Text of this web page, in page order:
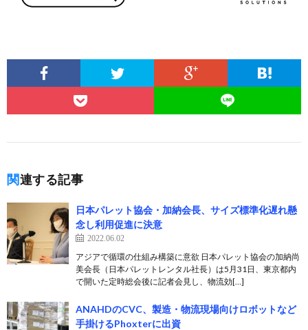
関連する記事
日本パレット協会・加納会長、サイズ標準化遅れ懸
念し利用促進に決意
2022.06.02
アジアで循環の仕組み構築に意欲 日本パレット協会の加納尚
美会長（日本パレットレンタル社長）は5月31日、東京都内
で開いた定時総会後に記者会見し、物流効[…]
ANAHDのCVC、製造・物流現場向けロボットなど
手掛けるPhoxterに出資